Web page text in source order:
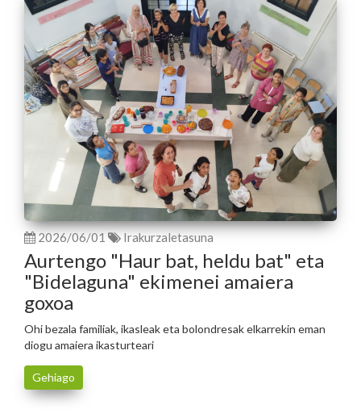
2026/06/01 Irakurzaletasuna
Aurtengo "Haur bat, heldu bat" eta
"Bidelaguna" ekimenei amaiera
goxoa
Ohi bezala familiak, ikasleak eta bolondresak elkarrekin eman
diogu amaiera ikasturteari
Gehiago